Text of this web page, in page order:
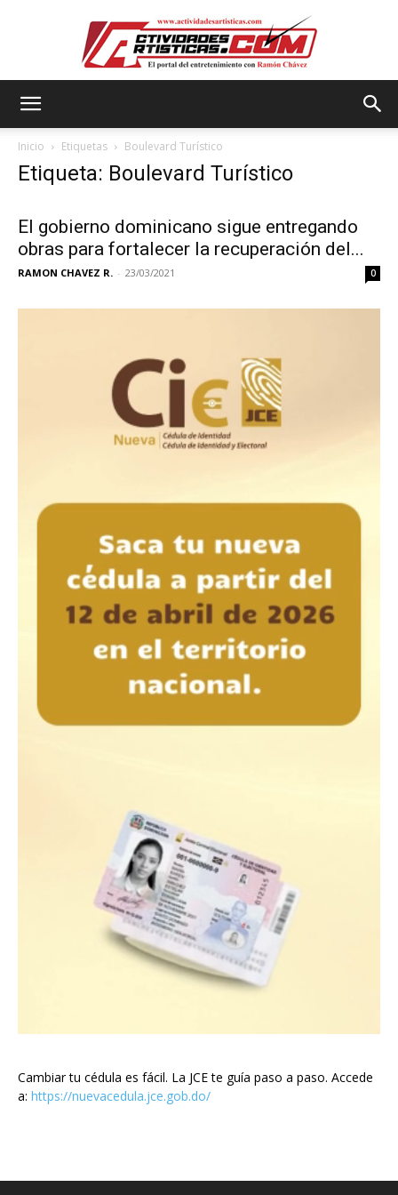
Inicio Etiquetas Boulevard Turístico
Etiqueta: Boulevard Turístico
El gobierno dominicano sigue entregando
obras para fortalecer la recuperación del...
RAMON CHAVEZ R. - 23/03/2021 0
Cambiar tu cédula es fácil. La JCE te guía paso a paso. Accede
a: https://nuevacedula.jce.gob.do/